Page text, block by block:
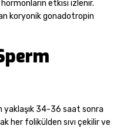
etkisi izlenir.
koryonik gonadotropin
yaklaşık 34-36 saat sonra
her folikülden sıvı çekilir ve